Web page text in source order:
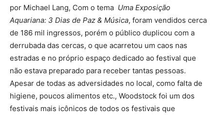
por Michael Lang, Com o tema Uma Exposição
Aquariana: 3 Dias de Paz & Música, foram vendidos cerca
de 186 mil ingressos, porém o público duplicou com a
derrubada das cercas, o que acarretou um caos nas
estradas e no próprio espaço dedicado ao festival que
não estava preparado para receber tantas pessoas.
Apesar de todas as adversidades no local, como falta de
higiene, poucos alimentos etc., Woodstock foi um dos
festivais mais icônicos de todos os festivais que